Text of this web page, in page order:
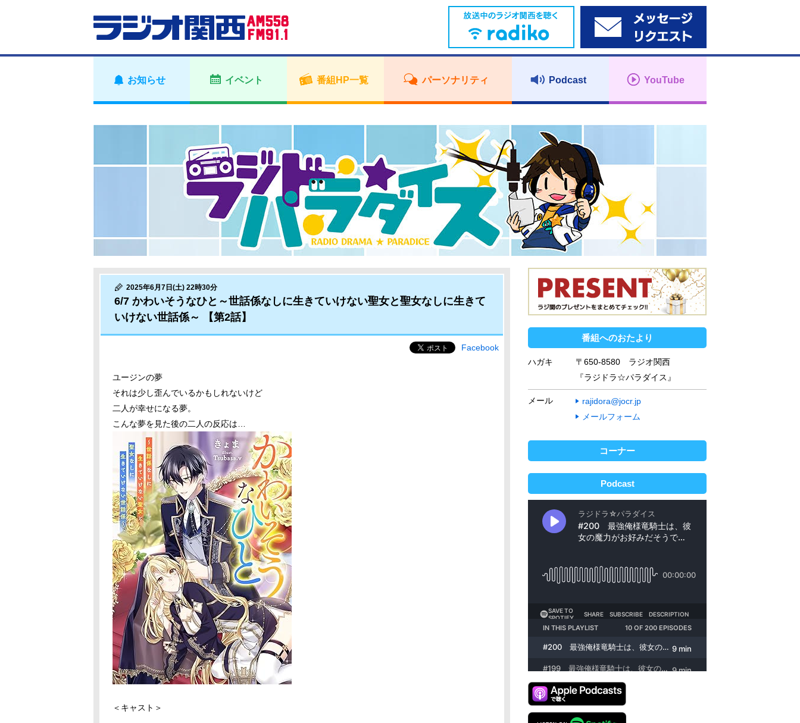
お知らせ イベント 番組HP一覧 パーソナリティ Podcast YouTube
2025年6月7日(土) 22時30分
6/7 かわいそうなひと～世話係なしに生きていけない聖女と聖女なしに生きて
いけない世話係～ 【第2話】
Facebook
ユージンの夢
それは少し歪んでいるかもしれないけど
二人が幸せになる夢。
こんな夢を見た後の二人の反応は…
＜キャスト＞
番組へのおたより
ハガキ
〒650-8580 ラジオ関西
『ラジドラ☆パラダイス』
メール
rajidora@jocr.jp
メールフォーム
コーナー
Podcast